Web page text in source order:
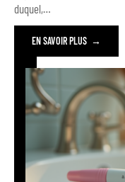
duquel,…
EN SAVOIR PLUS